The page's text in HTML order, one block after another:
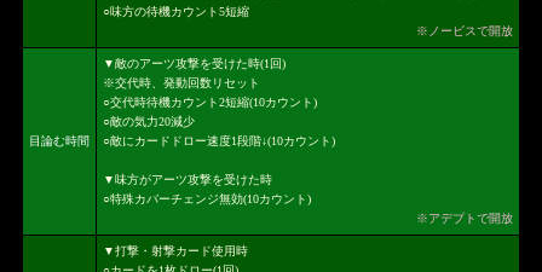
○味方の待機カウント5短縮
※ノービスで開放
目論む時間
▼敵のアーツ攻撃を受けた時(1回)
※交代時、発動回数リセット
○交代時待機カウント2短縮(10カウント)
○敵の気力20減少
○敵にカードドロー速度1段階↓(10カウント)
▼味方がアーツ攻撃を受けた時
○特殊カバーチェンジ無効(10カウント)
※アデプトで開放
▼打撃・射撃カード使用時